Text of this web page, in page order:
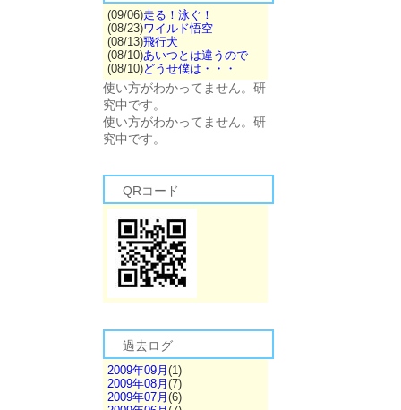
(09/06)走る！泳ぐ！
(08/23)ワイルド悟空
(08/13)飛行犬
(08/10)あいつとは違うので
(08/10)どうせ僕は・・・
使い方がわかってません。研
究中です。
使い方がわかってません。研
究中です。
QRコード
過去ログ
2009年09月 (1)
2009年08月 (7)
2009年07月 (6)